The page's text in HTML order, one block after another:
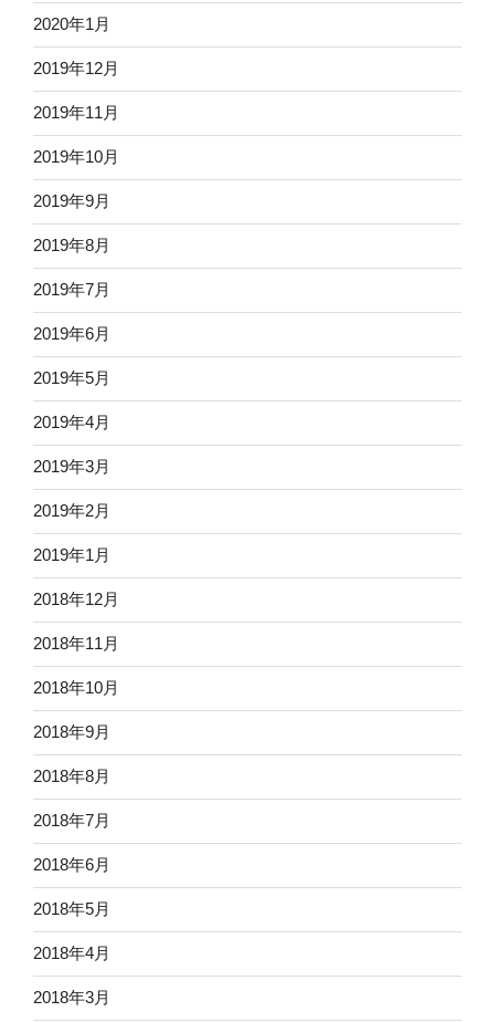
2020年1月
2019年12月
2019年11月
2019年10月
2019年9月
2019年8月
2019年7月
2019年6月
2019年5月
2019年4月
2019年3月
2019年2月
2019年1月
2018年12月
2018年11月
2018年10月
2018年9月
2018年8月
2018年7月
2018年6月
2018年5月
2018年4月
2018年3月